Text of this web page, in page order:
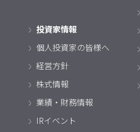
投資家情報
個人投資家の皆様へ
経営方針
株式情報
業績・財務情報
IRイベント